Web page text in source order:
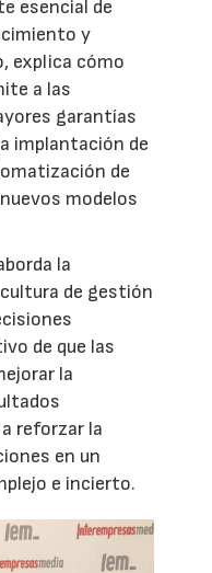
esencial de
y
explica cómo
a las
garantías
implantación de
de
modelos
la
de gestión
de que las
la
reforzar la
en un
e incierto.